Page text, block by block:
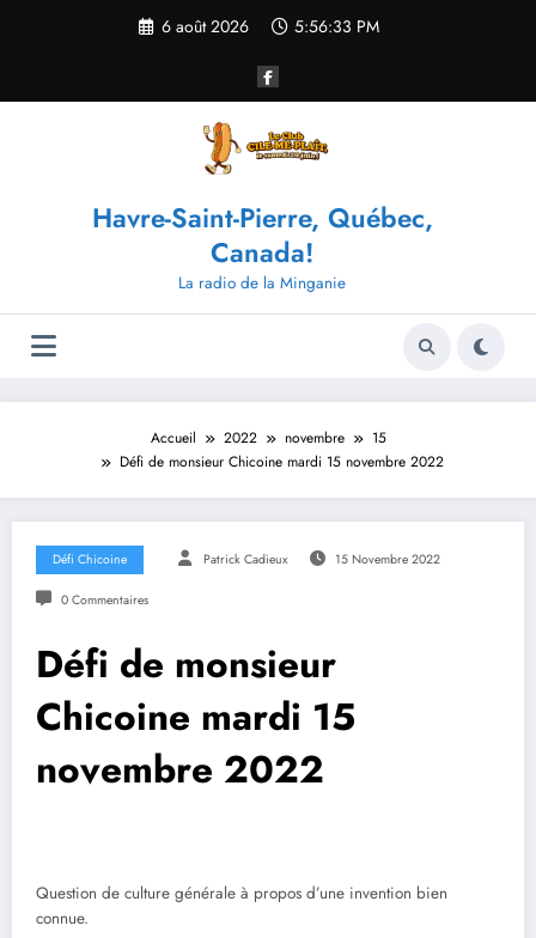
6 août 2026 5:56:33 PM
Havre-Saint-Pierre, Québec,
Canada!
La radio de la Minganie
Accueil 2022 novembre
15
Défi de monsieur Chicoine mardi 15 novembre 2022
Défi Chicoine Patrick Cadieux 15 Novembre 2022
0 Commentaires
Défi de monsieur
Chicoine mardi 15
novembre 2022
Question de culture générale à propos d’une invention bien
connue.